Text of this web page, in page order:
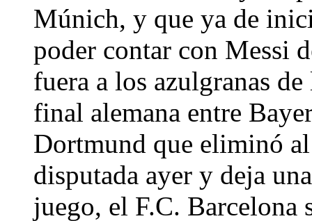
Múnich, y que ya de
poder contar con Messi
fuera a los azulgranas
final alemana entre
Dortmund que eliminó
disputada ayer y deja
juego, el F.C. Barcelona